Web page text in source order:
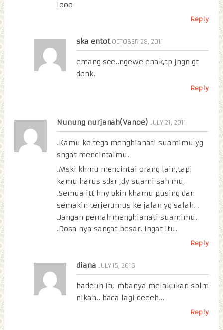
looo
Reply
ska entot OCTOBER 28, 2011
emang see..ngewe enak,tp jngn gt
donk.
Reply
Nunung nurjanah(Vanoe) JULY 21, 2011
.Kamu ko tega menghianati suamimu yg
sngat mencintaimu.
.Mski khmu mencintai orang lain,tapi
kamu harus sdar ,dy suami sah mu,
.Semua itt hny bkin khamu pusing dan
semakin terjerumus ke jalan yg salah. .
.Jangan pernah menghianati suamimu.
.Dosa nya sangat besar. Ingat itu.
Reply
diana JULY 15, 2016
hadeuh itu mbanya melakukan sblm
nikah.. baca lagi deeeh…
Reply